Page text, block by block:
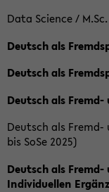
Data Science /
Deutsch als
Deutsch als
Deutsch als
Deutsch als Fremd-
bis SoSe 2025)
Deutsch als
Individuellen